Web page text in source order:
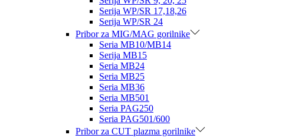
Serija WP/SR 17,18,26
Serija WP/SR 24
Pribor za MIG/MAG gorilnike
Seria MB10/MB14
Serija MB15
Seria MB24
Seria MB25
Seria MB36
Seria MB501
Seria PAG250
Seria PAG501/600
Pribor za CUT plazma gorilnike